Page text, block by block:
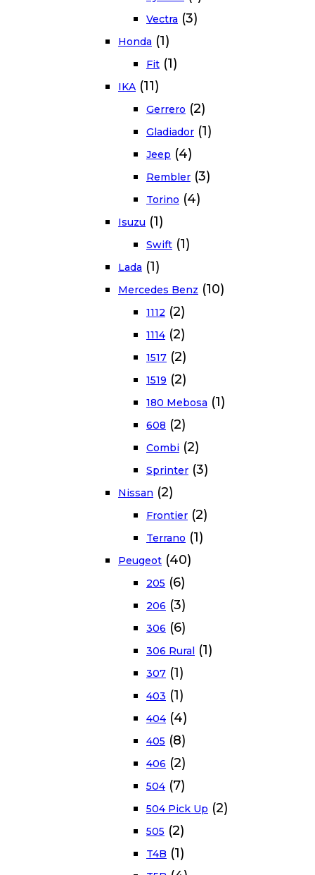
Vectra (3)
Honda (1)
Fit (1)
IKA (11)
Gerrero (2)
Gladiador (1)
Jeep (4)
Rembler (3)
Torino (4)
Isuzu (1)
Swift (1)
Lada (1)
Mercedes Benz (10)
1112 (2)
1114 (2)
1517 (2)
1519 (2)
180 Mebosa (1)
608 (2)
Combi (2)
Sprinter (3)
Nissan (2)
Frontier (2)
Terrano (1)
Peugeot (40)
205 (6)
206 (3)
306 (6)
306 Rural (1)
307 (1)
403 (1)
404 (4)
405 (8)
406 (2)
504 (7)
504 Pick Up (2)
505 (2)
T4B (1)